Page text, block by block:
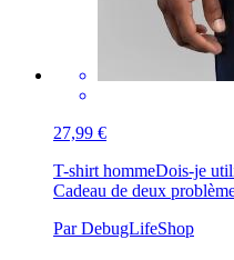
27,99 €
T-shirt hommeDois-je
Cadeau de deux
Par DebugLifeShop